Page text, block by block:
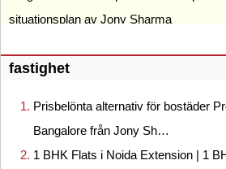
situationsplan av Jony Sharma
fastighet
Prisbelönta alternativ för bostäder
Bangalore från Jony Sh…
1 BHK Flats i Noida Extension | 1